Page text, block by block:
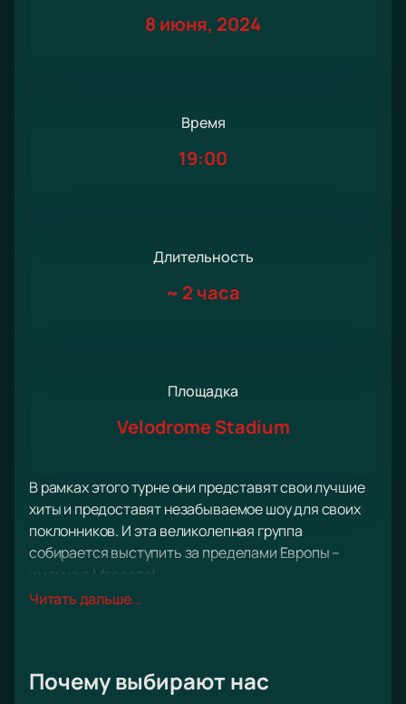
8 июня, 2024
Время
19:00
Длительность
~ 2 часа
Площадка
Velodrome Stadium
В рамках этого турне они представят свои лучшие
хиты и предоставят незабываемое шоу для своих
поклонников. И эта великолепная группа
собирается выступить за пределами Европы –
именно в Марселе!
8 июня вся мощь и энергия Rammstein развернутся
площадкой во Франции. Теперь она станет еще и
Читать дальше...
Почему выбирают нас